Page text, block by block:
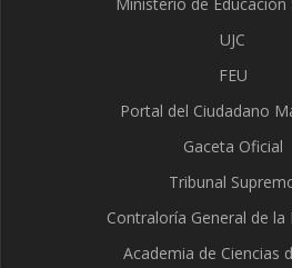
UJC
FEU
Portal del Ciudadano
Gaceta Oficial
Tribunal
Contraloría General de la
Academia de Ciencias